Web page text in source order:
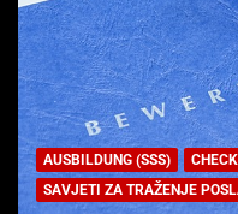
AUSBILDUNG (SSS)
SAVJETI ZA TRAŽENJE